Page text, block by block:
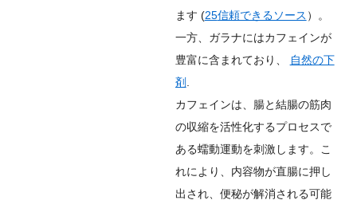
ます (25信頼できるソース ）。
一方、ガラナにはカフェインが
豊富に含まれており、
自然の下
剤
カフェインは、腸と結腸の筋肉
の収縮を活性化するプロセスで
ある蠕動運動を刺激します。こ
れにより、内容物が直腸に押し
出され、便秘が解消される可能